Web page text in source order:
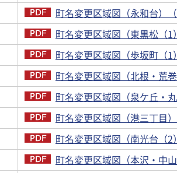
町名変更区域図（永和台）（
町名変更区域図（東黒松（1
町名変更区域図（歩坂町（1
町名変更区域図（北根・荒巻
町名変更区域図（泉ケ丘・
町名変更区域図（港三丁目）
町名変更区域図（南光台（2
町名変更区域図（本沢・中山